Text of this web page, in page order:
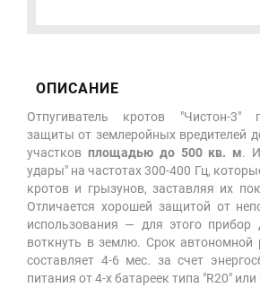
ОПИСАНИЕ
Отпугиватель кротов "Чистон-3"
защиты от землеройных вредителей
участков площадью до 500 кв. м.
удары" на частотах 300-400 Гц,
кротов и грызунов, заставляя их
Отличается хорошей защитой от
использования — для этого прибор
воткнуть в землю. Срок автономной
составляет 4-6 мес. за счет
питания от 4-х батареек типа "R20" или